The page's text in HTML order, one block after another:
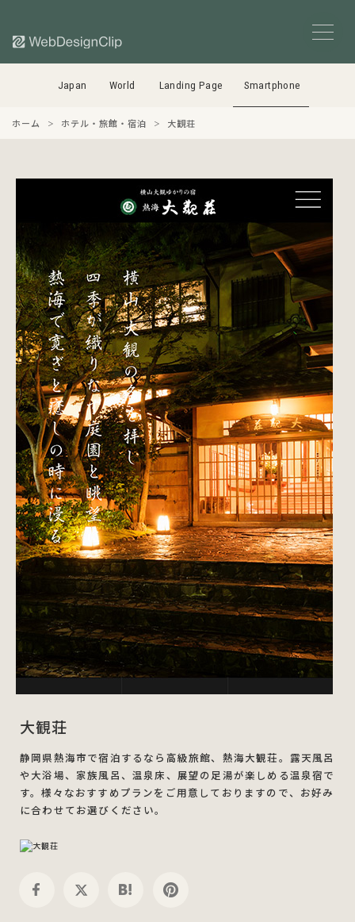
Japan World Landing Page Smartphone
ホーム ホテル・旅館・宿泊 大観荘
大観荘
静岡県熱海市で宿泊するなら高級旅館、熱海大観荘。露天風呂
や大浴場、家族風呂、温泉床、展望の足湯が楽しめる温泉宿で
す。様々なおすすめプランをご用意しておりますので、お好み
に合わせてお選びください。